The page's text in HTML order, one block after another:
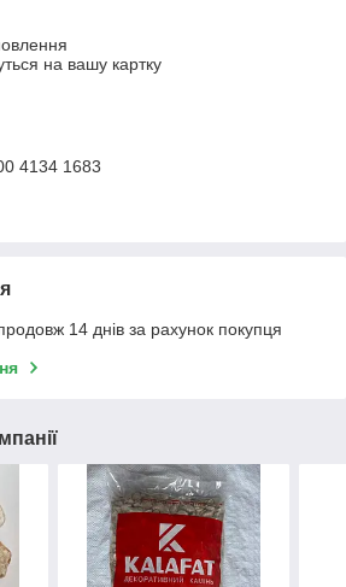
на вашу картку
4134 1683
14 днів за рахунок покупця